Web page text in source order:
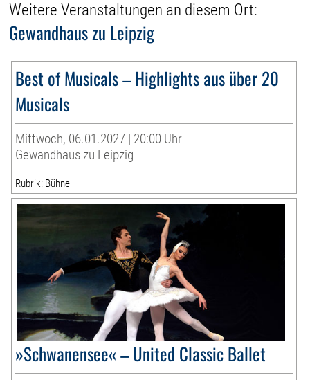
Weitere Veranstaltungen an diesem Ort:
Gewandhaus zu Leipzig
Best of Musicals – Highlights aus über 20
Musicals
Mittwoch, 06.01.2027 | 20:00 Uhr
Gewandhaus zu Leipzig
Rubrik: Bühne
»Schwanensee« – United Classic Ballet